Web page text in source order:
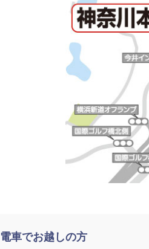
電車でお越しの方